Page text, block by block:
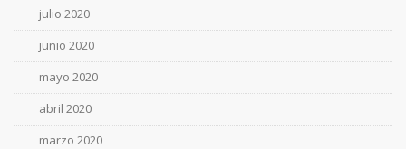
julio 2020
junio 2020
mayo 2020
abril 2020
marzo 2020